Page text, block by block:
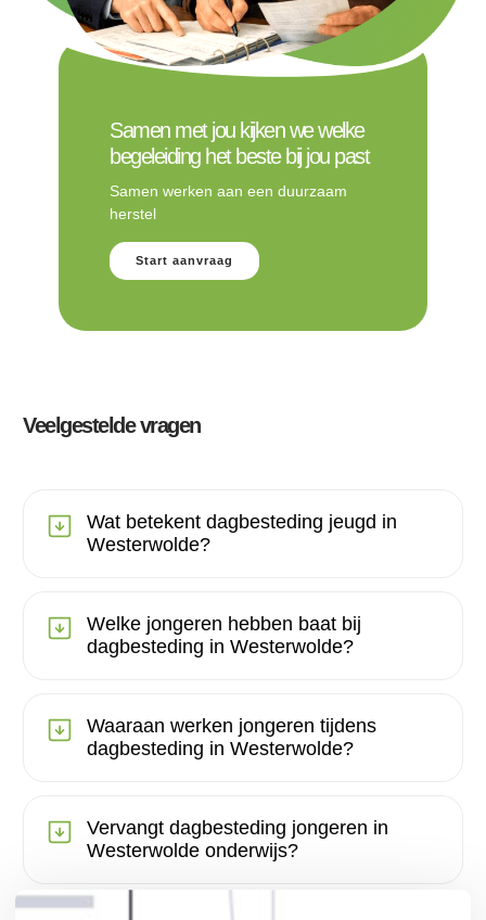
Samen met jou kijken we welke
begeleiding het beste bij jou past
Samen werken aan een duurzaam
herstel
Start aanvraag
Veelgestelde vragen
Wat betekent dagbesteding jeugd in
Westerwolde?
Welke jongeren hebben baat bij
dagbesteding in Westerwolde?
Waaraan werken jongeren tijdens
dagbesteding in Westerwolde?
Vervangt dagbesteding jongeren in
Westerwolde onderwijs?